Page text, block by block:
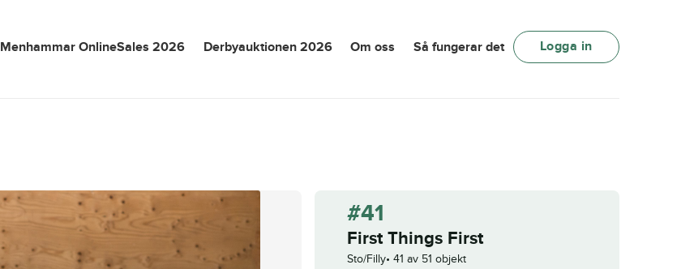
Menhammar OnlineSales 2026 Derbyauktionen 2026 Om oss Så fungerar det Logga in
#41
First Things First
Sto/Filly 41 av 51 objekt